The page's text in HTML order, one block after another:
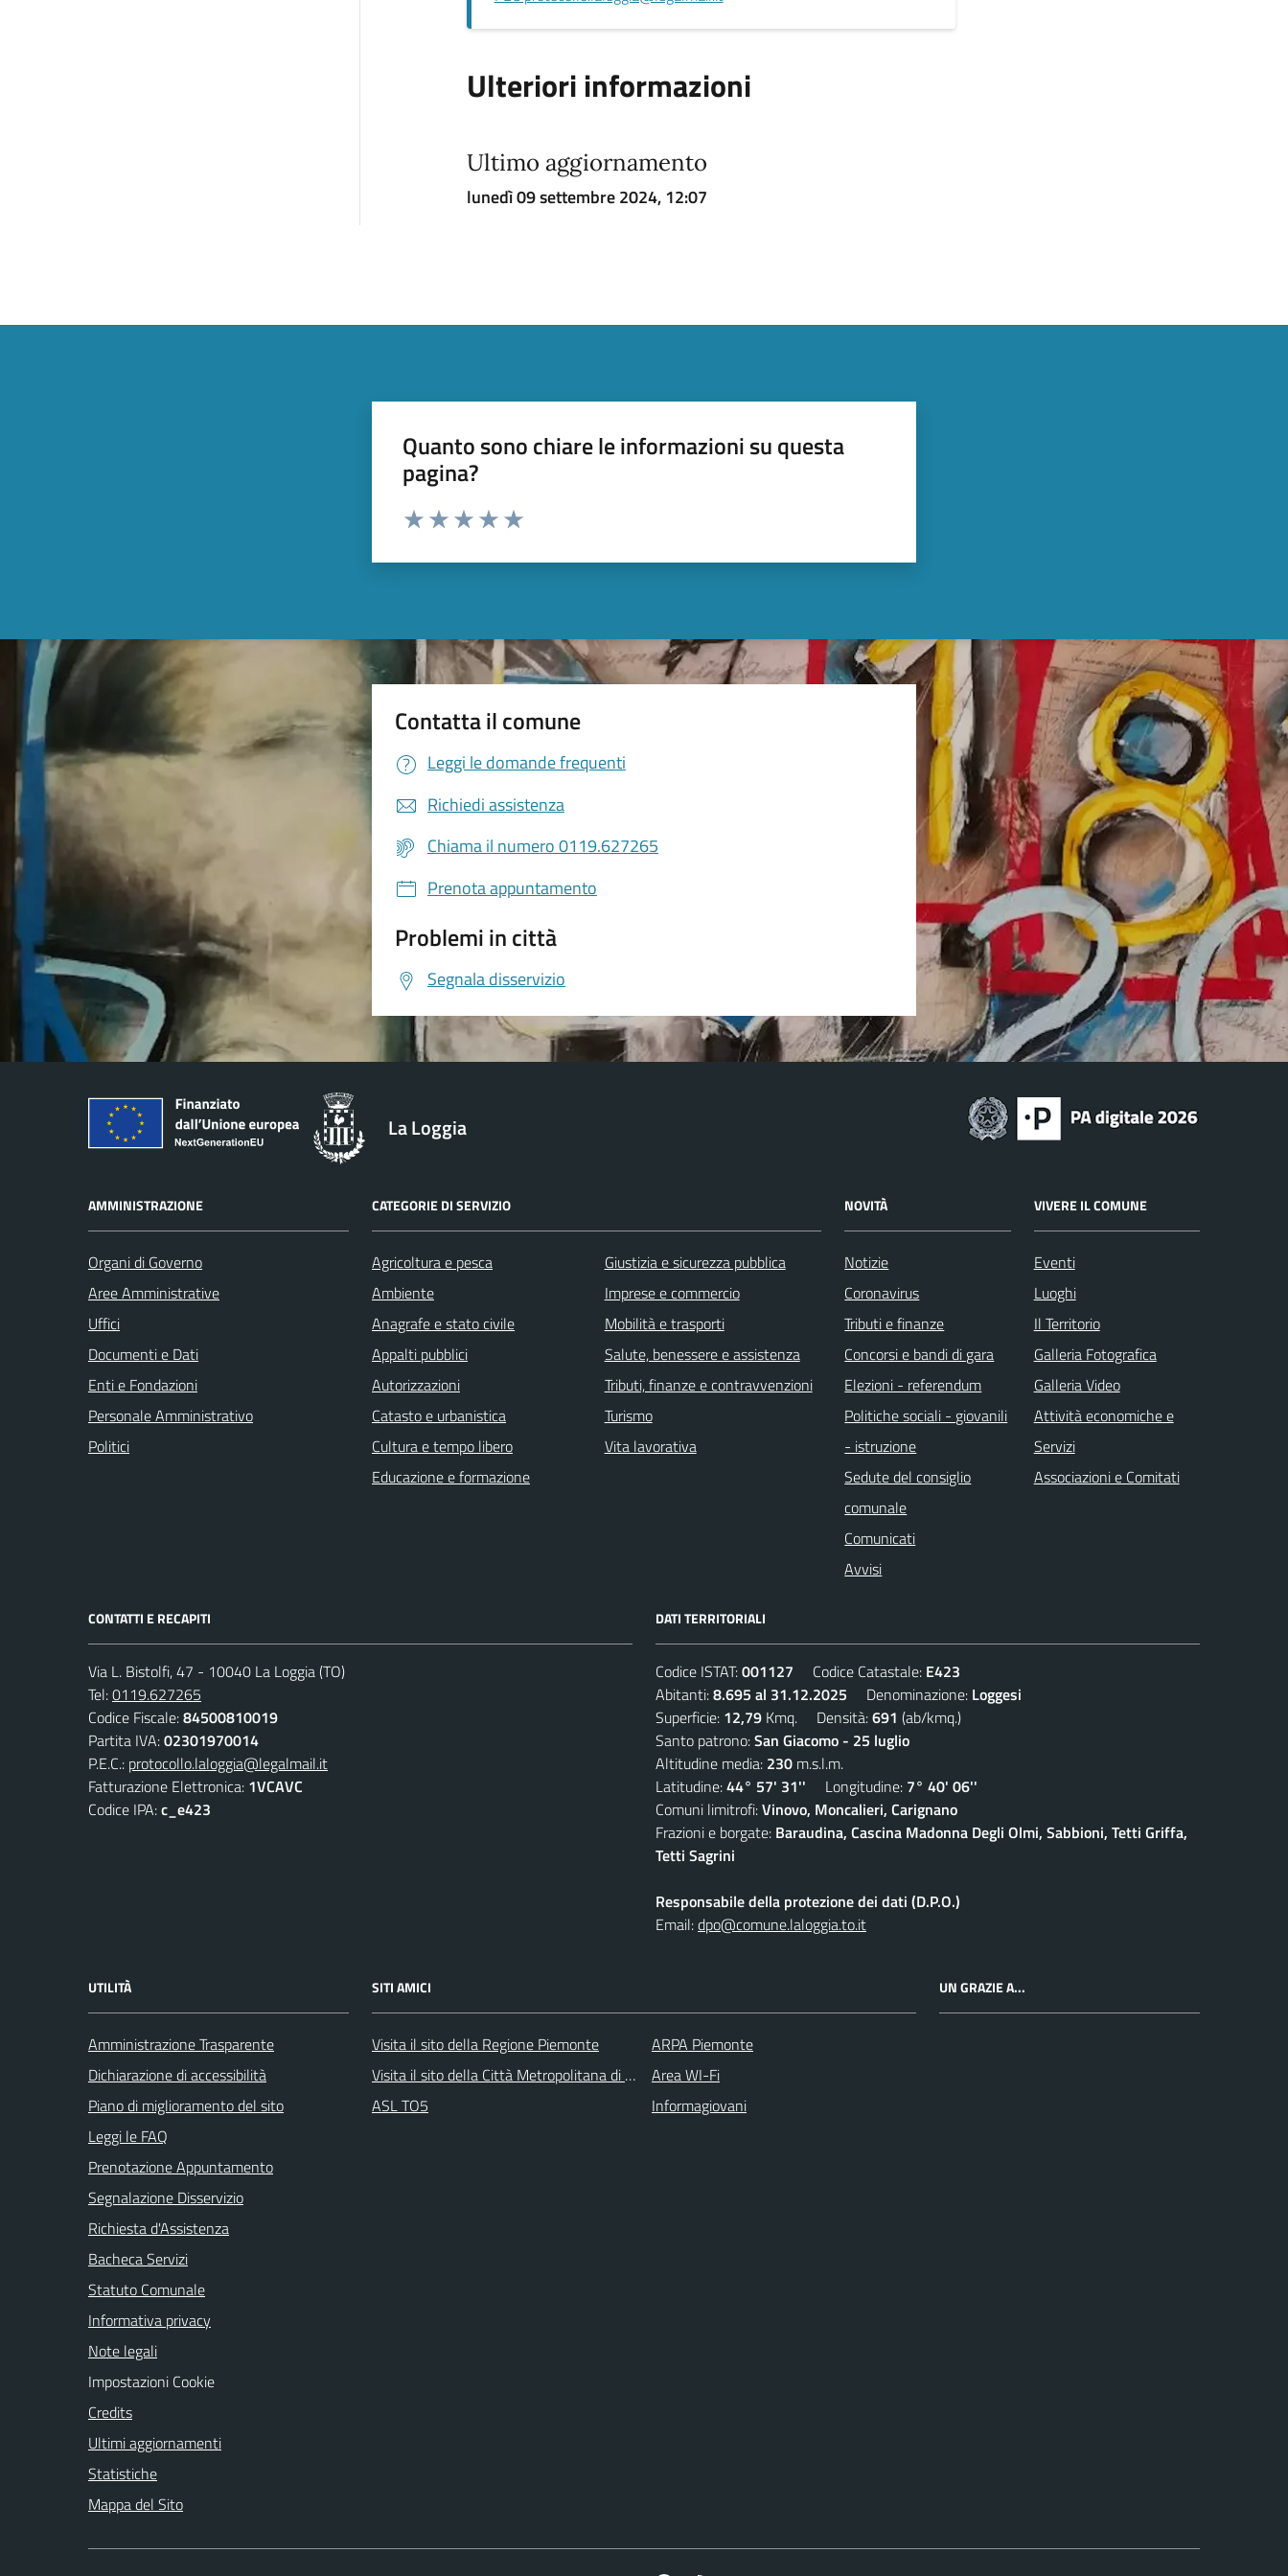
Ulteriori informazioni
Ultimo aggiornamento
lunedì 09 settembre 2024, 12:07
Quanto sono chiare le informazioni su questa
pagina?
Valuta da 1 a 5 stelle la pagina
Contatta il comune
Leggi le domande frequenti
Richiedi assistenza
Chiama il numero 0119.627265
Prenota appuntamento
Problemi in città
Segnala disservizio
La Loggia
AMMINISTRAZIONE
Organi di Governo
Aree Amministrative
Uffici
Documenti e Dati
Enti e Fondazioni
Personale Amministrativo
Politici
CATEGORIE DI SERVIZIO
Agricoltura e pesca
Ambiente
Anagrafe e stato civile
Appalti pubblici
Autorizzazioni
Catasto e urbanistica
Cultura e tempo libero
Educazione e formazione
Giustizia e sicurezza pubblica
Imprese e commercio
Mobilità e trasporti
Salute, benessere e assistenza
Tributi, finanze e contravvenzioni
Turismo
Vita lavorativa
NOVITÀ
Notizie
Coronavirus
Tributi e finanze
Concorsi e bandi di gara
Elezioni - referendum
Politiche sociali - giovanili
- istruzione
Sedute del consiglio
comunale
Comunicati
Avvisi
VIVERE IL COMUNE
Eventi
Luoghi
Il Territorio
Galleria Fotografica
Galleria Video
Attività economiche e
Servizi
Associazioni e Comitati
CONTATTI E RECAPITI
Via L. Bistolfi, 47 - 10040 La Loggia (TO)
Tel:0119.627265
Codice Fiscale:84500810019
Partita IVA:02301970014
P.E.C.: protocollo.laloggia@legalmail.it
Fatturazione Elettronica: 1VCAVC
Codice IPA:c_e423
DATI TERRITORIALI
Codice ISTAT:001127 Codice Catastale: E423
Abitanti:8.695 al 31.12.2025 Denominazione: Loggesi
Superficie: 12,79 Kmq. Densità:691 (ab/kmq.)
Santo patrono:San Giacomo - 25 luglio
Altitudine media: 230 m.s.l.m.
Latitudine:44° 57' 31'' Longitudine: 7° 40' 06''
Comuni limitrofi:Vinovo, Moncalieri, Carignano
Frazioni e borgate: Baraudina, Cascina Madonna Degli Olmi, Sabbioni, Tetti Griffa,
Tetti Sagrini
Responsabile della protezione dei dati (D.P.O.)
Email:dpo@comune.laloggia.to.it
UTILITÀ
Amministrazione Trasparente
Dichiarazione di accessibilità
Piano di miglioramento del sito
Leggi le FAQ
Prenotazione Appuntamento
Segnalazione Disservizio
Richiesta d'Assistenza
Bacheca Servizi
Statuto Comunale
Informativa privacy
Note legali
Impostazioni Cookie
Credits
Ultimi aggiornamenti
Statistiche
Mappa del Sito
SITI AMICI
Visita il sito della Regione Piemonte
Visita il sito della Città Metropolitana di Torino
ASL TO5
ARPA Piemonte
Area WI-Fi
Informagiovani
UN GRAZIE A...